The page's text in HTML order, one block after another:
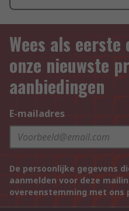
Wees als
onze nieuwste
aanbiedingen
E-mailadres
De persoonlijke gegevens
aanmelden voor deze
overeenstemming met ons